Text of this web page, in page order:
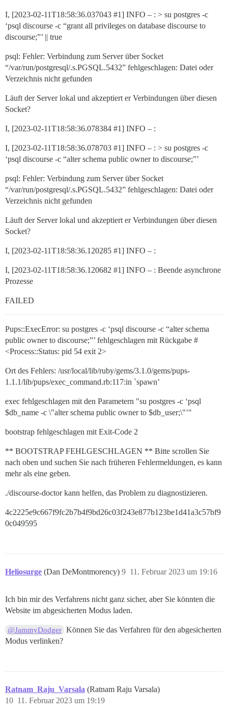
I, [2023-02-11T18:58:36.037043 #1] INFO – : > su postgres -c
‘psql discourse -c “grant all privileges on database discourse to
discourse;”’ || true
psql: Fehler: Verbindung zum Server über Socket
“/var/run/postgresql/.s.PGSQL.5432” fehlgeschlagen: Datei oder
Verzeichnis nicht gefunden
Läuft der Server lokal und akzeptiert er Verbindungen über diesen
Socket?
I, [2023-02-11T18:58:36.078384 #1] INFO – :
I, [2023-02-11T18:58:36.078703 #1] INFO – : > su postgres -c
‘psql discourse -c “alter schema public owner to discourse;”’
psql: Fehler: Verbindung zum Server über Socket
“/var/run/postgresql/.s.PGSQL.5432” fehlgeschlagen: Datei oder
Verzeichnis nicht gefunden
Läuft der Server lokal und akzeptiert er Verbindungen über diesen
Socket?
I, [2023-02-11T18:58:36.120285 #1] INFO – :
I, [2023-02-11T18:58:36.120682 #1] INFO – : Beende asynchrone
Prozesse
FAILED
Pups::ExecError: su postgres -c ‘psql discourse -c “alter schema
public owner to discourse;”’ fehlgeschlagen mit Rückgabe #
<Process::Status: pid 54 exit 2>
Ort des Fehlers: /usr/local/lib/ruby/gems/3.1.0/gems/pups-
1.1.1/lib/pups/exec_command.rb:117:in `spawn’
exec fehlgeschlagen mit den Parametern "su postgres -c ‘psql
$db_name -c \"alter schema public owner to $db_user;\"’"
bootstrap fehlgeschlagen mit Exit-Code 2
** BOOTSTRAP FEHLGESCHLAGEN ** Bitte scrollen Sie
nach oben und suchen Sie nach früheren Fehlermeldungen, es kann
mehr als eine geben.
./discourse-doctor kann helfen, das Problem zu diagnostizieren.
4c2225e9c667f9fc2b7b4f9bd26c03f243e877b123be1d41a3c57bf9
0c049595
Heliosurge (Dan DeMontmorency) 11. Februar 2023 um 19:16
9
Ich bin mir des Verfahrens nicht ganz sicher, aber Sie könnten die
Website im abgesicherten Modus laden.
@JammyDodger Können Sie das Verfahren für den abgesicherten
Modus verlinken?
Ratnam_Raju_Varsala (Ratnam Raju Varsala)
11. Februar 2023 um 19:19
10